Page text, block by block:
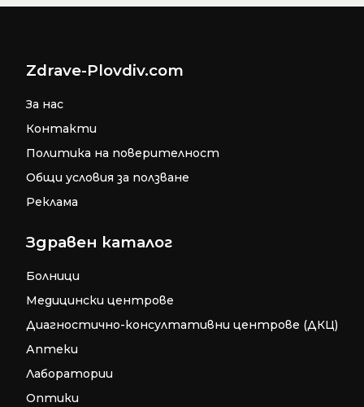
Zdrave-Plovdiv.com
За нас
Контакти
Политика на поверителност
Общи условия за ползване
Реклама
Здравен каталог
Болници
Медицински центрове
Диагностично-консултативни центрове (ДКЦ)
Аптеки
Лаборатории
Оптики